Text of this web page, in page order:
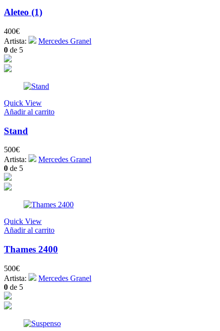
Aleteo (1)
400€
Artista:
Mercedes Granel
0 de 5
Quick View
Añadir al carrito
Stand
500€
Artista:
Mercedes Granel
0 de 5
Quick View
Añadir al carrito
Thames 2400
500€
Artista:
Mercedes Granel
0 de 5